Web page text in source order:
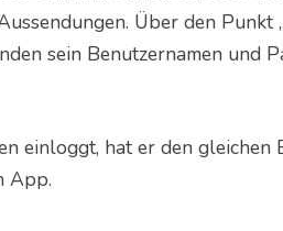
Über den Punkt
sein Benutzernamen und
einloggt, hat er den gleichen
App.